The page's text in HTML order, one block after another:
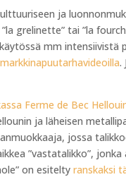
ja
grelinette” tai ”la
mm intensiivistä
.
Ferme de Bec
ja läheisen
jossa
”vastatalikko”, jonka
on esiteltyranskaksi